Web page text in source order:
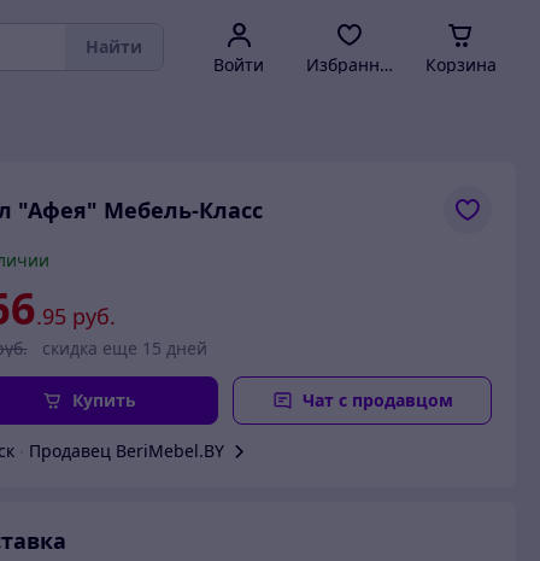
Найти
Войти Избранное Корзина
"Афея" Мебель-Класс
.95 руб.
скидка еще 15 дней
Купить Чат с продавцом
Продавец BeriMebel.BY